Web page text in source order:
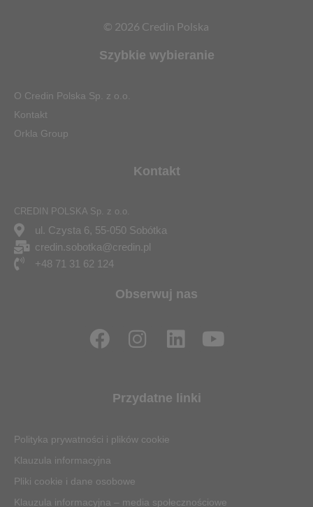
© 2026 Credin Polska
Szybkie wybieranie
O Credin Polska Sp. z o.o.
Kontakt
Orkla Group
Kontakt
CREDIN POLSKA Sp. z o.o.
ul. Czysta 6, 55-050 Sobótka
credin.sobotka@credin.pl
+48 71 31 62 124
Obserwuj nas
F
a
o
o
k
I
n
t
g
m
L
i
k
Y
Przydatne linki
Polityka prywatności i plików cookie
Klauzula informacyjna
Pliki cookie i dane osobowe
Klauzula informacyjna – media społecznościowe